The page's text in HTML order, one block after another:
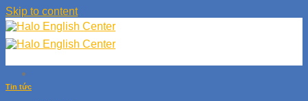
Skip to content
Tin tức